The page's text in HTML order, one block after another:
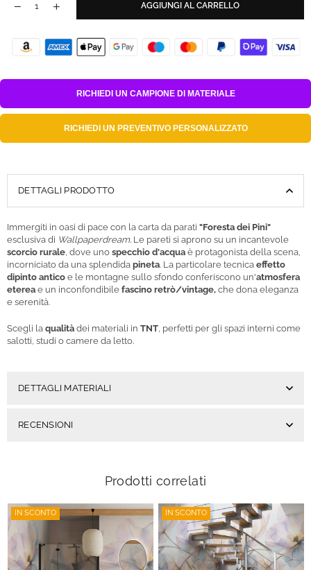
AGGIUNGI AL CARRELLO
RICHIEDI UN CAMPIONE DI MATERIALE
RICHIEDI UN PREVENTIVO PERSONALIZZATO
DETTAGLI PRODOTTO
Immergiti in oasi di pace con la carta da parati "Foresta dei Pini"
esclusiva di Wallpaperdream. Le pareti si aprono su un incantevole
scorcio rurale , dove uno specchio d'acqua è protagonista della scena,
incorniciato da una splendida pineta. La particolare tecnica effetto
dipinto antico e le montagne sullo sfondo conferiscono un'atmosfera
eterea e un inconfondibile fascino retrò/vintage, che dona eleganza
e serenità.
Scegli la qualità dei materiali in TNT , perfetti per gli spazi interni come
salotti, studi o camere da letto.
DETTAGLI MATERIALI
RECENSIONI
Prodotti correlati
IN SCONTO IN SCONTO